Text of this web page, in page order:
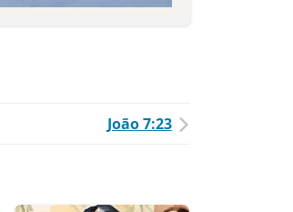
João 7:23